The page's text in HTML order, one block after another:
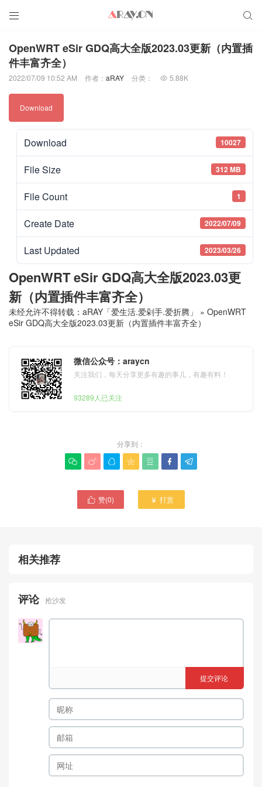
 
OpenWRT eSir GDQ高大全版2023.03更新（内置插
件丰富齐全）
2022/07/09 10:52 AM 作者： aRAY 分类：  5.88K
Download
Download 10027
File Size 312 MB
File Count 1
Create Date 2022/07/09
Last Updated 2023/03/26
OpenWRT eSir GDQ高大全版2023.03更
新（内置插件丰富齐全）
未经允许不得转载： aRAY「爱生活.爱剁手.爱折腾」 » OpenWRT
eSir GDQ高大全版2023.03更新（内置插件丰富齐全）
微信公众号：araycn
关注我们，每天分享更多有趣的事儿，有趣有料！
93289人已关注
分享到：
      
 赞(0)  打赏
相关推荐
评论 抢沙发
提交评论